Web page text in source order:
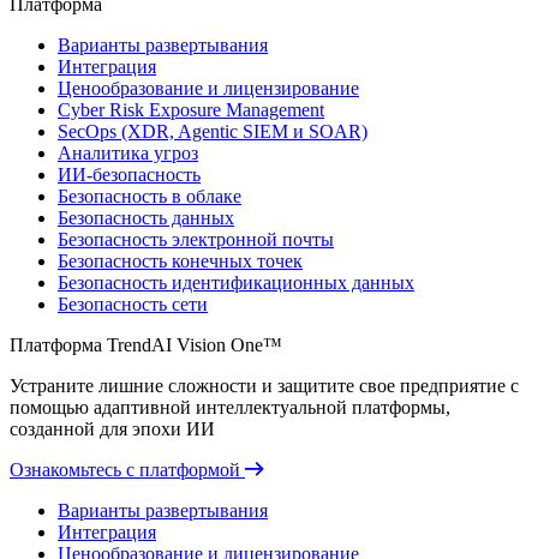
Платформа
Варианты развертывания
Интеграция
Ценообразование и лицензирование
Cyber Risk Exposure Management
SecOps (XDR, Agentic SIEM и SOAR)
Аналитика угроз
ИИ-безопасность
Безопасность в облаке
Безопасность данных
Безопасность электронной почты
Безопасность конечных точек
Безопасность идентификационных данных
Безопасность сети
Платформа TrendAI Vision One™
Устраните лишние сложности и защитите свое предприятие с
помощью адаптивной интеллектуальной платформы,
созданной для эпохи ИИ
Ознакомьтесь с платформой
Варианты развертывания
Интеграция
Ценообразование и лицензирование